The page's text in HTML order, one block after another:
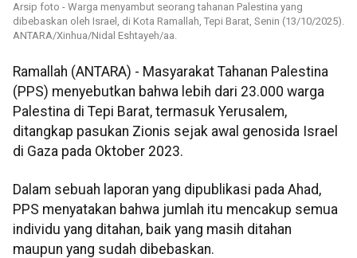
Arsip foto - Warga menyambut seorang tahanan Palestina yang
dibebaskan oleh Israel, di Kota Ramallah, Tepi Barat, Senin (13/10/2025).
ANTARA/Xinhua/Nidal Eshtayeh/aa.
Ramallah (ANTARA) - Masyarakat Tahanan Palestina
(PPS) menyebutkan bahwa lebih dari 23.000 warga
Palestina di Tepi Barat, termasuk Yerusalem,
ditangkap pasukan Zionis sejak awal genosida Israel
di Gaza pada Oktober 2023.
Dalam sebuah laporan yang dipublikasi pada Ahad,
PPS menyatakan bahwa jumlah itu mencakup semua
individu yang ditahan, baik yang masih ditahan
maupun yang sudah dibebaskan.